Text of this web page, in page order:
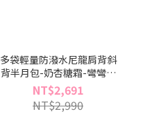
多袋輕量防潑水尼龍肩背斜
背半月包-奶杏糖霜-彎彎系
列(BX96502-55)
NT$2,691
NT$2,990